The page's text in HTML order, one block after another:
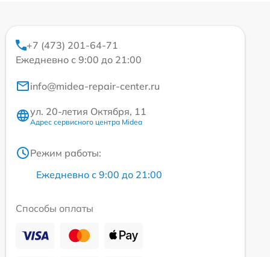
+7 (473) 201-64-71
Ежедневно с 9:00 до 21:00
info@midea-repair-center.ru
ул. 20-летия Октября, 11
Адрес сервисного центра Midea
Режим работы:
Ежедневно с 9:00 до 21:00
Способы оплаты